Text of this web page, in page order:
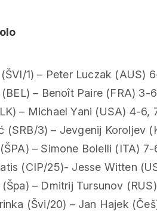
1) – Peter Luczak (AUS)
– Benoît Paire (FRA)
– Michael Yani (USA) 4-
(SRB/3) – Jevgenij Koroljev
– Simone Bolelli (ITA)
(CIP/25)- Jesse Witten
– Dmitrij Tursunov
(Švi/20) – Jan Hajek